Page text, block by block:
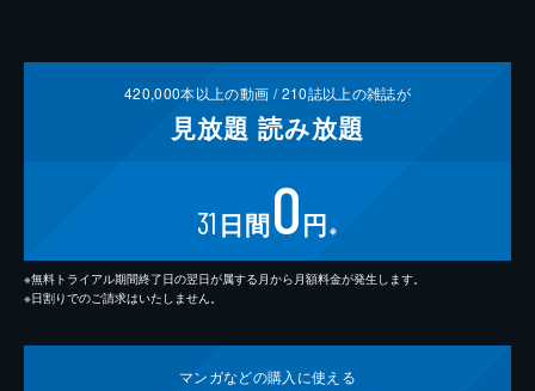
420,000本以上の動画 /210誌以上の雑誌が
見放題 読み放題
31 日間0円 ※
※無料トライアル期間終了日の翌日が属する月から月額料金が発生します。
※日割りでのご請求はいたしません。
マンガなどの購入に使える